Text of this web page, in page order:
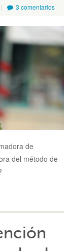
3 comentarios
de
del método de